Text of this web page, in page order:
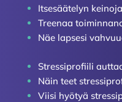
Itsesäätelyn
Treenaa
Näe lapsesi
Stressiprofiili
Näin teet
Viisi hyötyä